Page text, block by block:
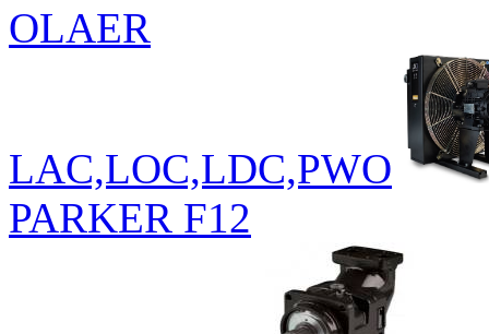
OLAER
LAC,LOC,LDC,PWO
PARKER F12